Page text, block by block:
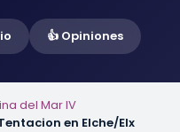
👍 Opiniones
del Mar IV
en Elche/Elx